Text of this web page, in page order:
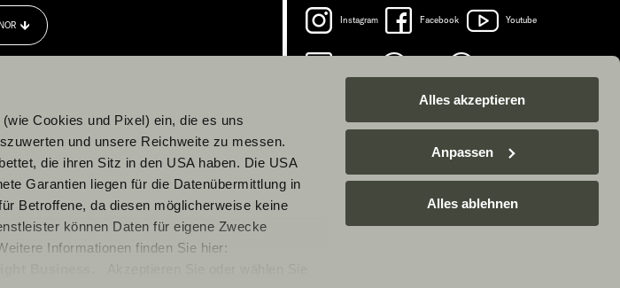
Cookies und Pixel) ein, die es uns
und unsere Reichweite zu messen.
die ihren Sitz in den USA haben. Die USA
Garantien liegen für die Datenübermittlung in
Betroffene, da diesen möglicherweise keine
können Daten für eigene Zwecke
Informationen finden Sie hier:
Alles akzeptieren
Anpassen
Alles ablehnen
Instagram Facebook Youtube